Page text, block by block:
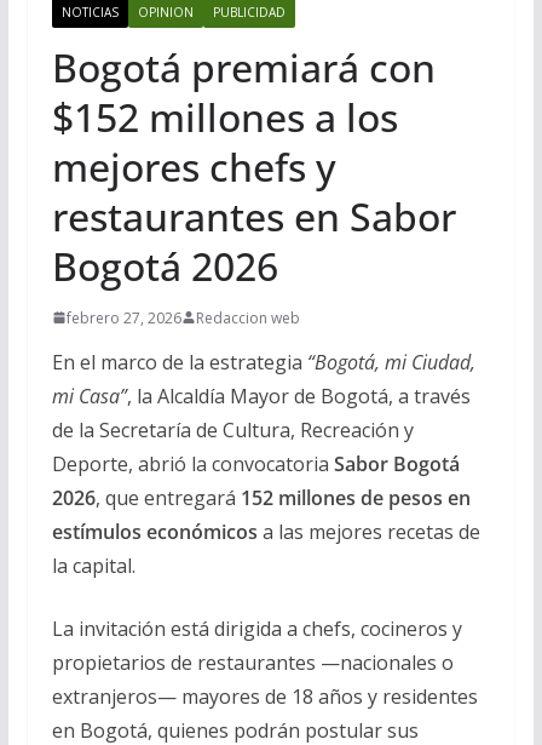
NOTICIAS
OPINION PUBLICIDAD
Bogotá premiará con
$152 millones a los
mejores chefs y
restaurantes en Sabor
Bogotá 2026
febrero 27, 2026 Redaccion web
En el marco de la estrategia “Bogotá, mi Ciudad,
mi Casa”, la Alcaldía Mayor de Bogotá, a través
de la Secretaría de Cultura, Recreación y
Deporte, abrió la convocatoria Sabor Bogotá
2026, que entregará 152 millones de pesos en
estímulos económicos a las mejores recetas de
la capital.
La invitación está dirigida a chefs, cocineros y
propietarios de restaurantes —nacionales o
extranjeros— mayores de 18 años y residentes
en Bogotá, quienes podrán postular sus